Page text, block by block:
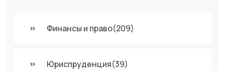
Финансы и право(209)
Юриспруденция(39)